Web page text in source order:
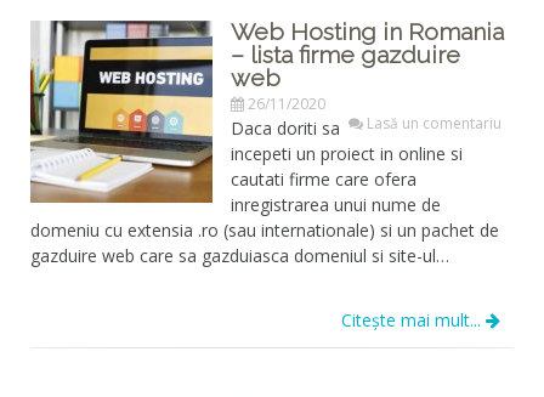
Web Hosting in Romania
– lista firme gazduire
web
26/11/2020
Lasă un comentariu
Daca doriti sa
incepeti un proiect in online si
cautati firme care ofera
inregistrarea unui nume de
domeniu cu extensia .ro (sau internationale) si un pachet de
gazduire web care sa gazduiasca domeniul si site-ul…
Citește mai mult...